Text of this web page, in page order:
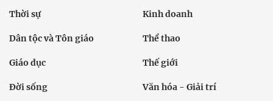
Thời sự Kinh doanh
Dân tộc và Tôn giáo Thể thao
Giáo dục Thế giới
Đời sống Văn hóa - Giải trí